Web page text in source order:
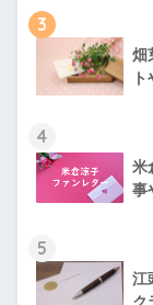
3
畑
4
米
事
5
江
ク